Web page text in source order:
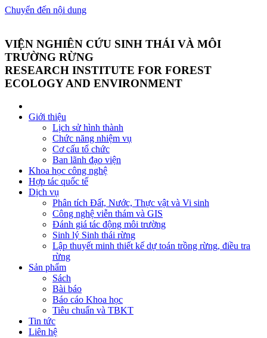
Chuyển đến nội dung
VIỆN NGHIÊN CỨU SINH THÁI VÀ MÔI
TRƯỜNG RỪNG
RESEARCH INSTITUTE FOR FOREST
ECOLOGY AND ENVIRONMENT
Giới thiệu
Lịch sử hình thành
Chức năng nhiệm vụ
Cơ cấu tổ chức
Ban lãnh đạo viện
Khoa học công nghệ
Hợp tác quốc tế
Dịch vụ
Phân tích Đất, Nước, Thực vật và Vi sinh
Công nghệ viễn thám và GIS
Đánh giá tác động môi trường
Sinh lý Sinh thái rừng
Lập thuyết minh thiết kế dự toán trồng rừng, điều tra
rừng
Sản phẩm
Sách
Bài báo
Báo cáo Khoa học
Tiêu chuẩn và TBKT
Tin tức
Liên hệ